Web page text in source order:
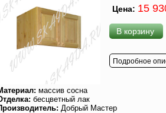
Цена: 15
В корзину
Подробное
массив сосна
бесцветный лак
Добрый Мастер